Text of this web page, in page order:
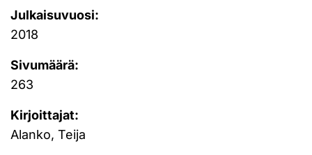
Julkaisuvuosi:
2018
Sivumäärä:
263
Kirjoittajat:
Alanko, Teija